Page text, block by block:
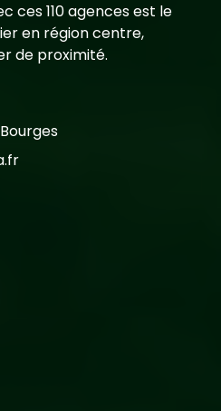
ces 110 agences est le
en région centre,
de proximité.
Bourges